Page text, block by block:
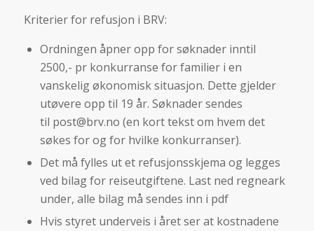
Kriterier for refusjon i BRV:
Ordningen åpner opp for søknader inntil
2500,- pr konkurranse for familier i en
vanskelig økonomisk situasjon. Dette gjelder
utøvere opp til 19 år. Søknader sendes
til post@brv.no (en kort tekst om hvem det
søkes for og for hvilke konkurranser).
Det må fylles ut et refusjonsskjema og legges
ved bilag for reiseutgiftene. Last ned regneark
under, alle bilag må sendes inn i pdf
Hvis styret underveis i året ser at kostnadene